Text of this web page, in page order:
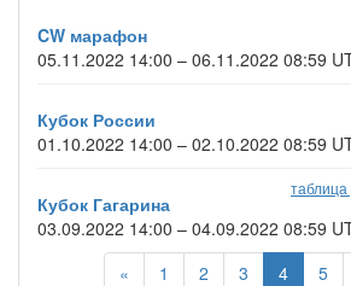
CW марафон
05.11.2022 14:00 – 06.11.2022 08:59
Кубок России
01.10.2022 14:00 – 02.10.2022 08:59
таблица
Кубок Гагарина
03.09.2022 14:00 – 04.09.2022 08:59
«
1 2 3 4 5